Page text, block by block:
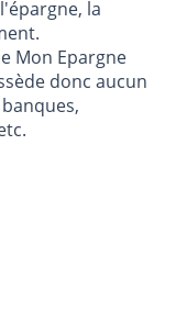
depuis 2001.
la
Epargne
donc aucun